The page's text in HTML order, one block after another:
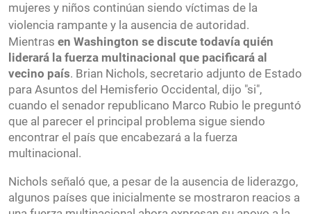
mujeres y niños continúan siendo víctimas de la
violencia rampante y la ausencia de autoridad.
Mientras en Washington se discute todavía quién
liderará la fuerza multinacional que pacificará al
vecino país. Brian Nichols, secretario adjunto de Estado
para Asuntos del Hemisferio Occidental, dijo "si",
cuando el senador republicano Marco Rubio le preguntó
que al parecer el principal problema sigue siendo
encontrar el país que encabezará a la fuerza
multinacional.
Nichols señaló que, a pesar de la ausencia de liderazgo,
algunos países que inicialmente se mostraron reacios a